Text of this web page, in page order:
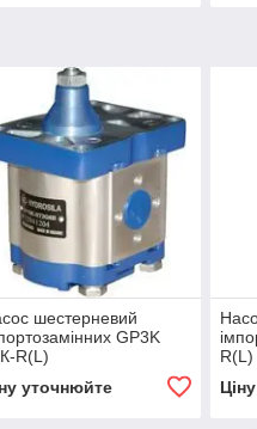
шестерневий
GP3K
R(L)
уточнюйте
R(L)